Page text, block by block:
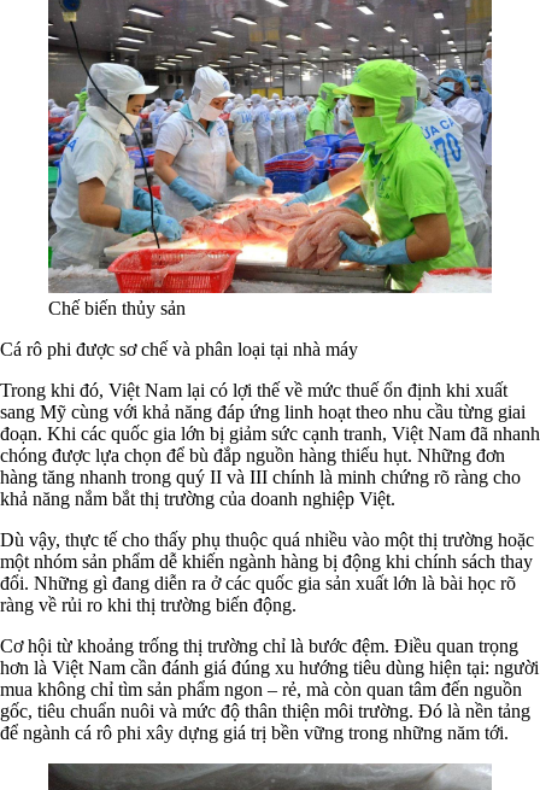
Chế biến thủy sản
Cá rô phi được sơ chế và phân loại tại nhà máy
Trong khi đó, Việt Nam lại có lợi thế về mức thuế ổn định khi xuất
sang Mỹ cùng với khả năng đáp ứng linh hoạt theo nhu cầu từng giai
đoạn. Khi các quốc gia lớn bị giảm sức cạnh tranh, Việt Nam đã nhanh
chóng được lựa chọn để bù đắp nguồn hàng thiếu hụt. Những đơn
hàng tăng nhanh trong quý II và III chính là minh chứng rõ ràng cho
khả năng nắm bắt thị trường của doanh nghiệp Việt.
Dù vậy, thực tế cho thấy phụ thuộc quá nhiều vào một thị trường hoặc
một nhóm sản phẩm dễ khiến ngành hàng bị động khi chính sách thay
đổi. Những gì đang diễn ra ở các quốc gia sản xuất lớn là bài học rõ
ràng về rủi ro khi thị trường biến động.
Cơ hội từ khoảng trống thị trường chỉ là bước đệm. Điều quan trọng
hơn là Việt Nam cần đánh giá đúng xu hướng tiêu dùng hiện tại: người
mua không chỉ tìm sản phẩm ngon – rẻ, mà còn quan tâm đến nguồn
gốc, tiêu chuẩn nuôi và mức độ thân thiện môi trường. Đó là nền tảng
để ngành cá rô phi xây dựng giá trị bền vững trong những năm tới.